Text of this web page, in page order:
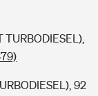
92